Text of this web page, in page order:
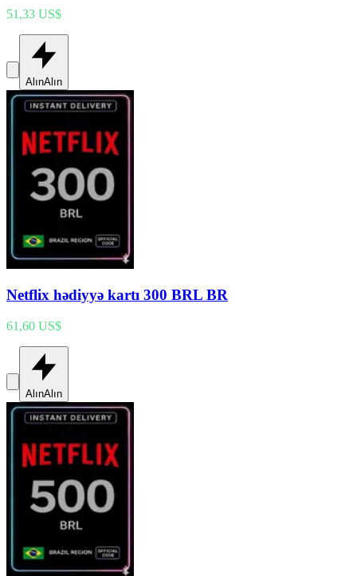
51,33 US$
AlınAlın
Netflix hədiyyə kartı 300 BRL BR
61,60 US$
AlınAlın